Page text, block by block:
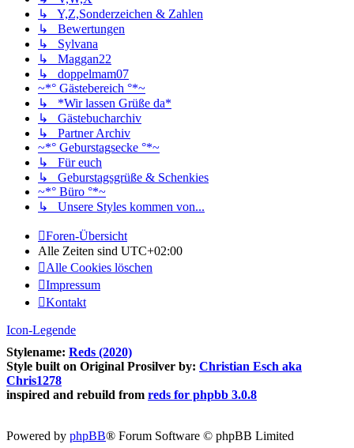
↳ Y,Z,Sonderzeichen & Zahlen
↳ Bewertungen
↳ Sylvana
↳ Maggan22
↳ doppelmam07
~*° Gästebereich °*~
↳ *Wir lassen Grüße da*
↳ Gästebucharchiv
↳ Partner Archiv
~*° Geburstagsecke °*~
↳ Für euch
↳ Geburstagsgrüße & Schenkies
~*° Büro °*~
↳ Unsere Styles kommen von...
Foren-Übersicht
Alle Zeiten sind UTC+02:00
Alle Cookies löschen
Impressum
Kontakt
Icon-Legende
Stylename: Reds (2020)
Style built on Original Prosilver by: Christian Esch aka
Chris1278
inspired and rebuild from reds for phpbb 3.0.8
Powered by phpBB® Forum Software © phpBB Limited